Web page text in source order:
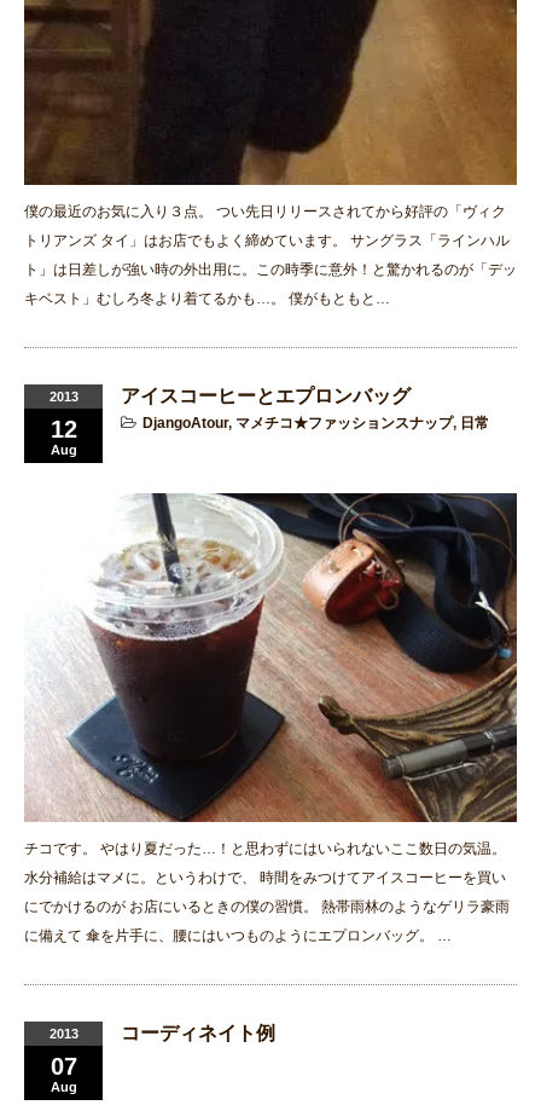
僕の最近のお気に入り３点。 つい先日リリースされてから好評の「ヴィク
トリアンズ タイ」はお店でもよく締めています。 サングラス「ラインハル
ト」は日差しが強い時の外出用に。この時季に意外！と驚かれるのが「デッ
キベスト」むしろ冬より着てるかも…。 僕がもともと…
2013
12
Aug
アイスコーヒーとエプロンバッグ
DjangoAtour, マメチコ★ファッションスナップ, 日常
チコです。 やはり夏だった…！と思わずにはいられないここ数日の気温。
水分補給はマメに。というわけで、 時間をみつけてアイスコーヒーを買い
にでかけるのが お店にいるときの僕の習慣。 熱帯雨林のようなゲリラ豪雨
に備えて 傘を片手に、腰にはいつものようにエプロンバッグ。 …
2013
07
Aug
コーディネイト例